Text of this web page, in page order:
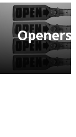
Openers